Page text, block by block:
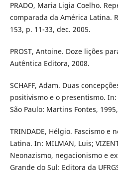
PRADO, Maria Ligia Coelho.
comparada da América Latina.
153, p. 11-33, dec. 2005.
PROST, Antoine. Doze lições
Autêntica Editora, 2008.
SCHAFF, Adam. Duas
positivismo e o presentismo. In:
São Paulo: Martins Fontes,
TRINDADE, Hélgio. Fascismo e
Latina. In: MILMAN, Luis;
Neonazismo, negacionismo e
Grande do Sul: Editora da